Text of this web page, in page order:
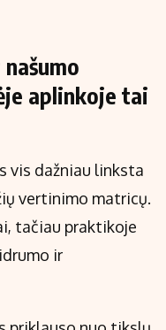
aplinkoje tai
vis dažniau linksta
vertinimo matricų.
tačiau praktikoje
ir